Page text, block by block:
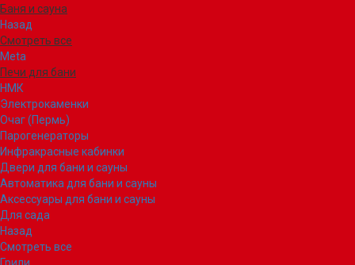
Баня и сауна
Назад
Смотреть все
Meta
Печи для бани
НМК
Электрокаменки
Очаг (Пермь)
Парогенераторы
Инфракрасные кабинки
Двери для бани и сауны
Автоматика для бани и сауны
Аксессуары для бани и сауны
Для сада
Назад
Смотреть все